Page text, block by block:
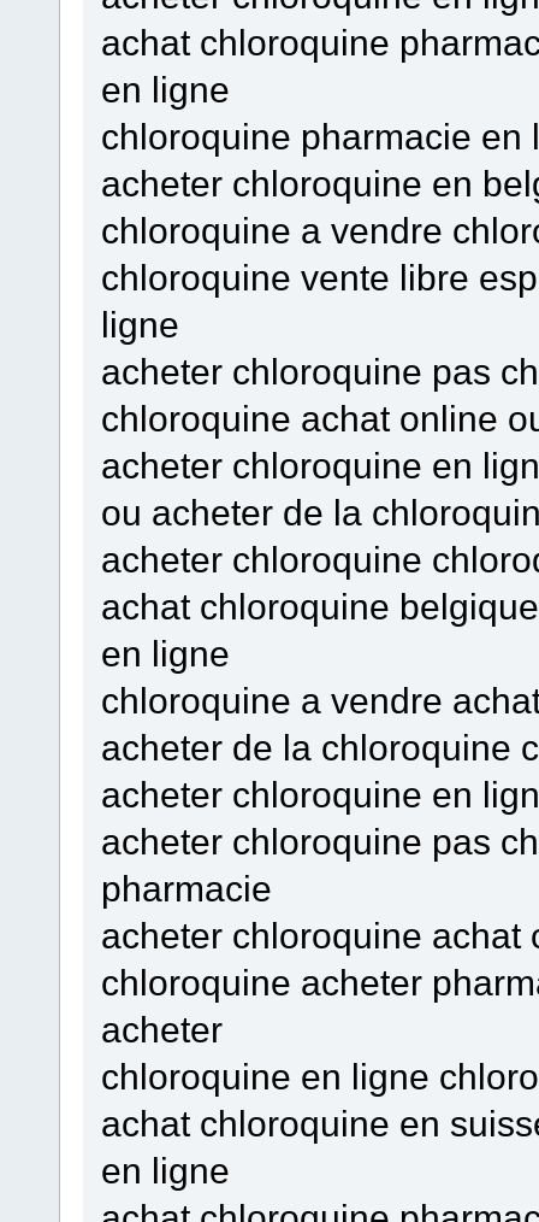
achat chloroquine
en ligne
chloroquine pharmacie
acheter chloroquine en
chloroquine a vendre
chloroquine vente libre
ligne
acheter chloroquine pas
chloroquine achat online
acheter chloroquine en
ou acheter de la
acheter chloroquine
achat chloroquine
en ligne
chloroquine a vendre
acheter de la chloroquine
acheter chloroquine en
acheter chloroquine pas
pharmacie
acheter chloroquine achat
chloroquine acheter
acheter
chloroquine en ligne
achat chloroquine en
en ligne